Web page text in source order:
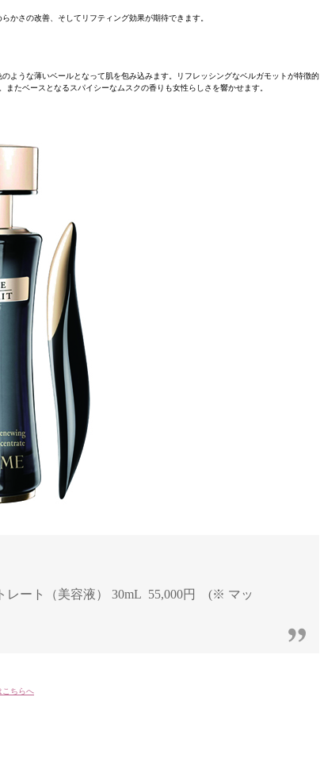
かさの改善、そしてリフティング効果が期待できます。
ような薄いベールとなって肌を包み込みます。リフレッシングなベルガモットが特徴的
たベースとなるスパイシーなムスクの香りも女性らしさを響かせます。
レート（美容液） 30mL 55,000円 (※ マッ
こちらへ